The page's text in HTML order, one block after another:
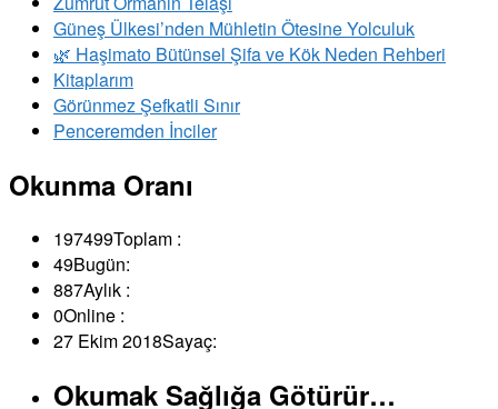
Güneş Ülkesi’nden Mühletin Ötesine Yolculuk
🌿 Haşimato Bütünsel Şifa ve Kök Neden Rehberi
Kitaplarım
Görünmez Şefkatli Sınır
Penceremden İnciler
Okunma Oranı
197499Toplam :
49Bugün:
887Aylık :
0Online :
27 Ekim 2018Sayaç:
Okumak Sağlığa Götürür…